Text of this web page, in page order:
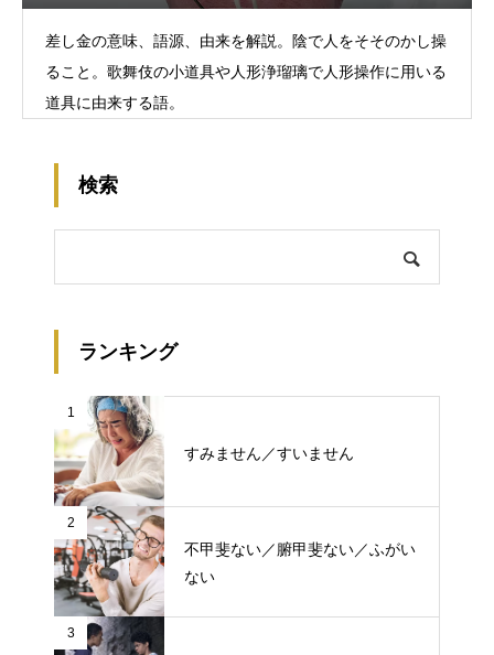
差し金の意味、語源、由来を解説。陰で人をそそのかし操
ること。歌舞伎の小道具や人形浄瑠璃で人形操作に用いる
道具に由来する語。
検索
ランキング
1
すみません／すいません
2
不甲斐ない／腑甲斐ない／ふがい
ない
3